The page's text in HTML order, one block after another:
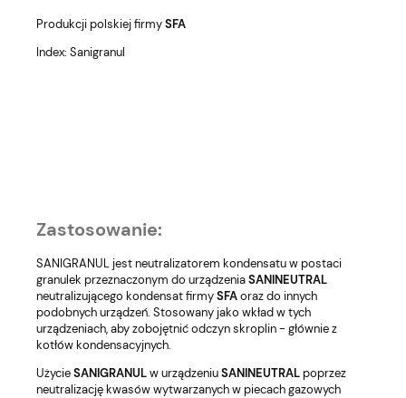
Produkcji polskiej firmySFA
Index: Sanigranul
Zastosowanie:
SANIGRANUL jest neutralizatorem kondensatu w postaci
granulek przeznaczonym do urządzeniaSANINEUTRAL
neutralizującego kondensat firmySFAoraz do innych
podobnych urządzeń. Stosowany jako wkład w tych
urządzeniach, aby zobojętnić odczyn skroplin - głównie z
kotłów kondensacyjnych.
UżycieSANIGRANULw urządzeniuSANINEUTRALpoprzez
neutralizację kwasów wytwarzanych w piecach gazowych